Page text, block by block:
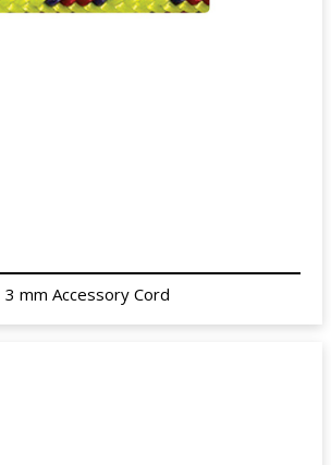
3 mm Accessory Cord